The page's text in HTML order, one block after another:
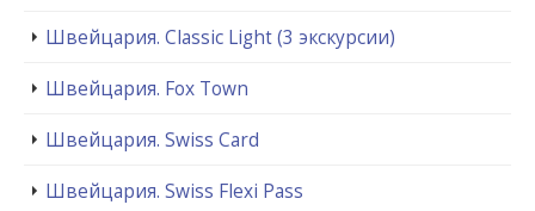
Швейцария. Classic Light (3 экскурсии)
Швейцария. Fox Town
Швейцария. Swiss Card
Швейцария. Swiss Flexi Pass